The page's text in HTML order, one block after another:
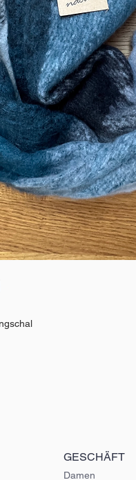
GESCHÄFT
Damen